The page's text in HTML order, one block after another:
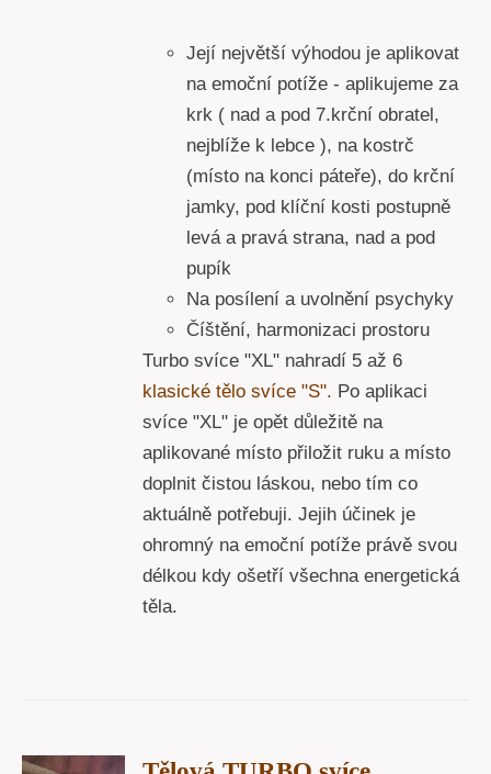
Její největší výhodou je aplikovat
na emoční potíže - aplikujeme za
krk ( nad a pod 7.krční obratel,
nejblíže k lebce ), na kostrč
(místo na konci páteře), do krční
jamky, pod klíční kosti postupně
levá a pravá strana, nad a pod
pupík
Na posílení a uvolnění psychyky
Číštění, harmonizaci prostoru
Turbo svíce "XL" nahradí 5 až 6
klasické tělo svíce "S". Po aplikaci
svíce "XL" je opět důležitě na
aplikované místo přiložit ruku a místo
doplnit čistou láskou, nebo tím co
aktuálně potřebuji. Jejih účinek je
ohromný na emoční potíže právě svou
délkou kdy ošetří všechna energetická
těla.